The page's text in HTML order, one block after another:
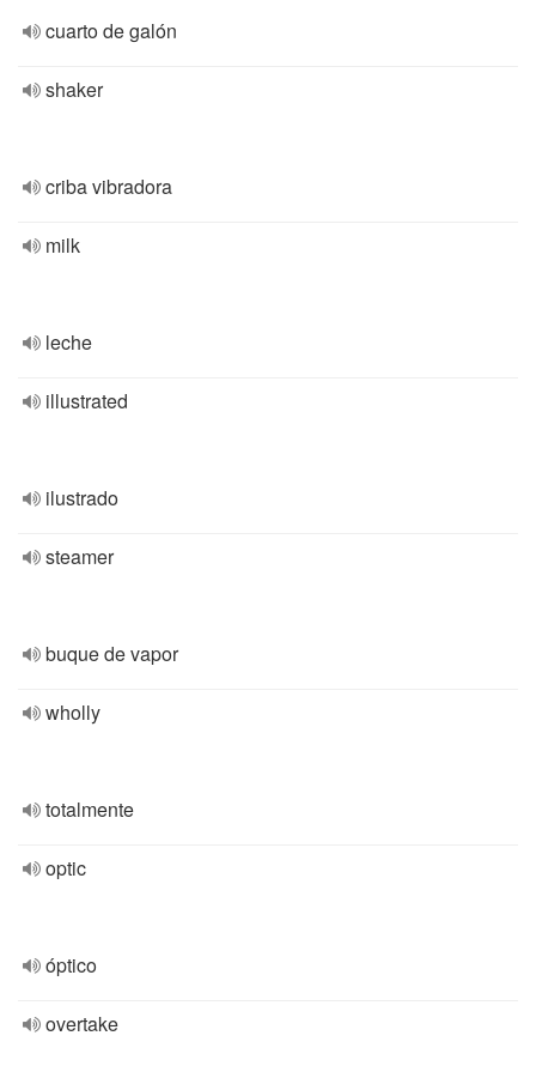
cuarto de galón
shaker
criba vibradora
milk
leche
illustrated
ilustrado
steamer
buque de vapor
wholly
totalmente
optic
óptico
overtake